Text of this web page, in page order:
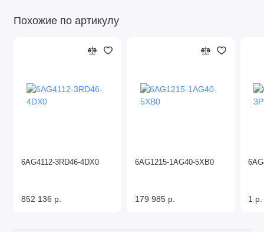
Похожие по артикулу
6AG4112-3RD46-4DX0
852 136 р.
6AG1215-1AG40-5XB0
179 985 р. 1 р.